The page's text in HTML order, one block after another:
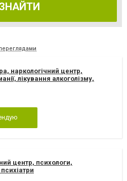
наркологічний центр,
лікування алкоголізму,
центр, психологи,